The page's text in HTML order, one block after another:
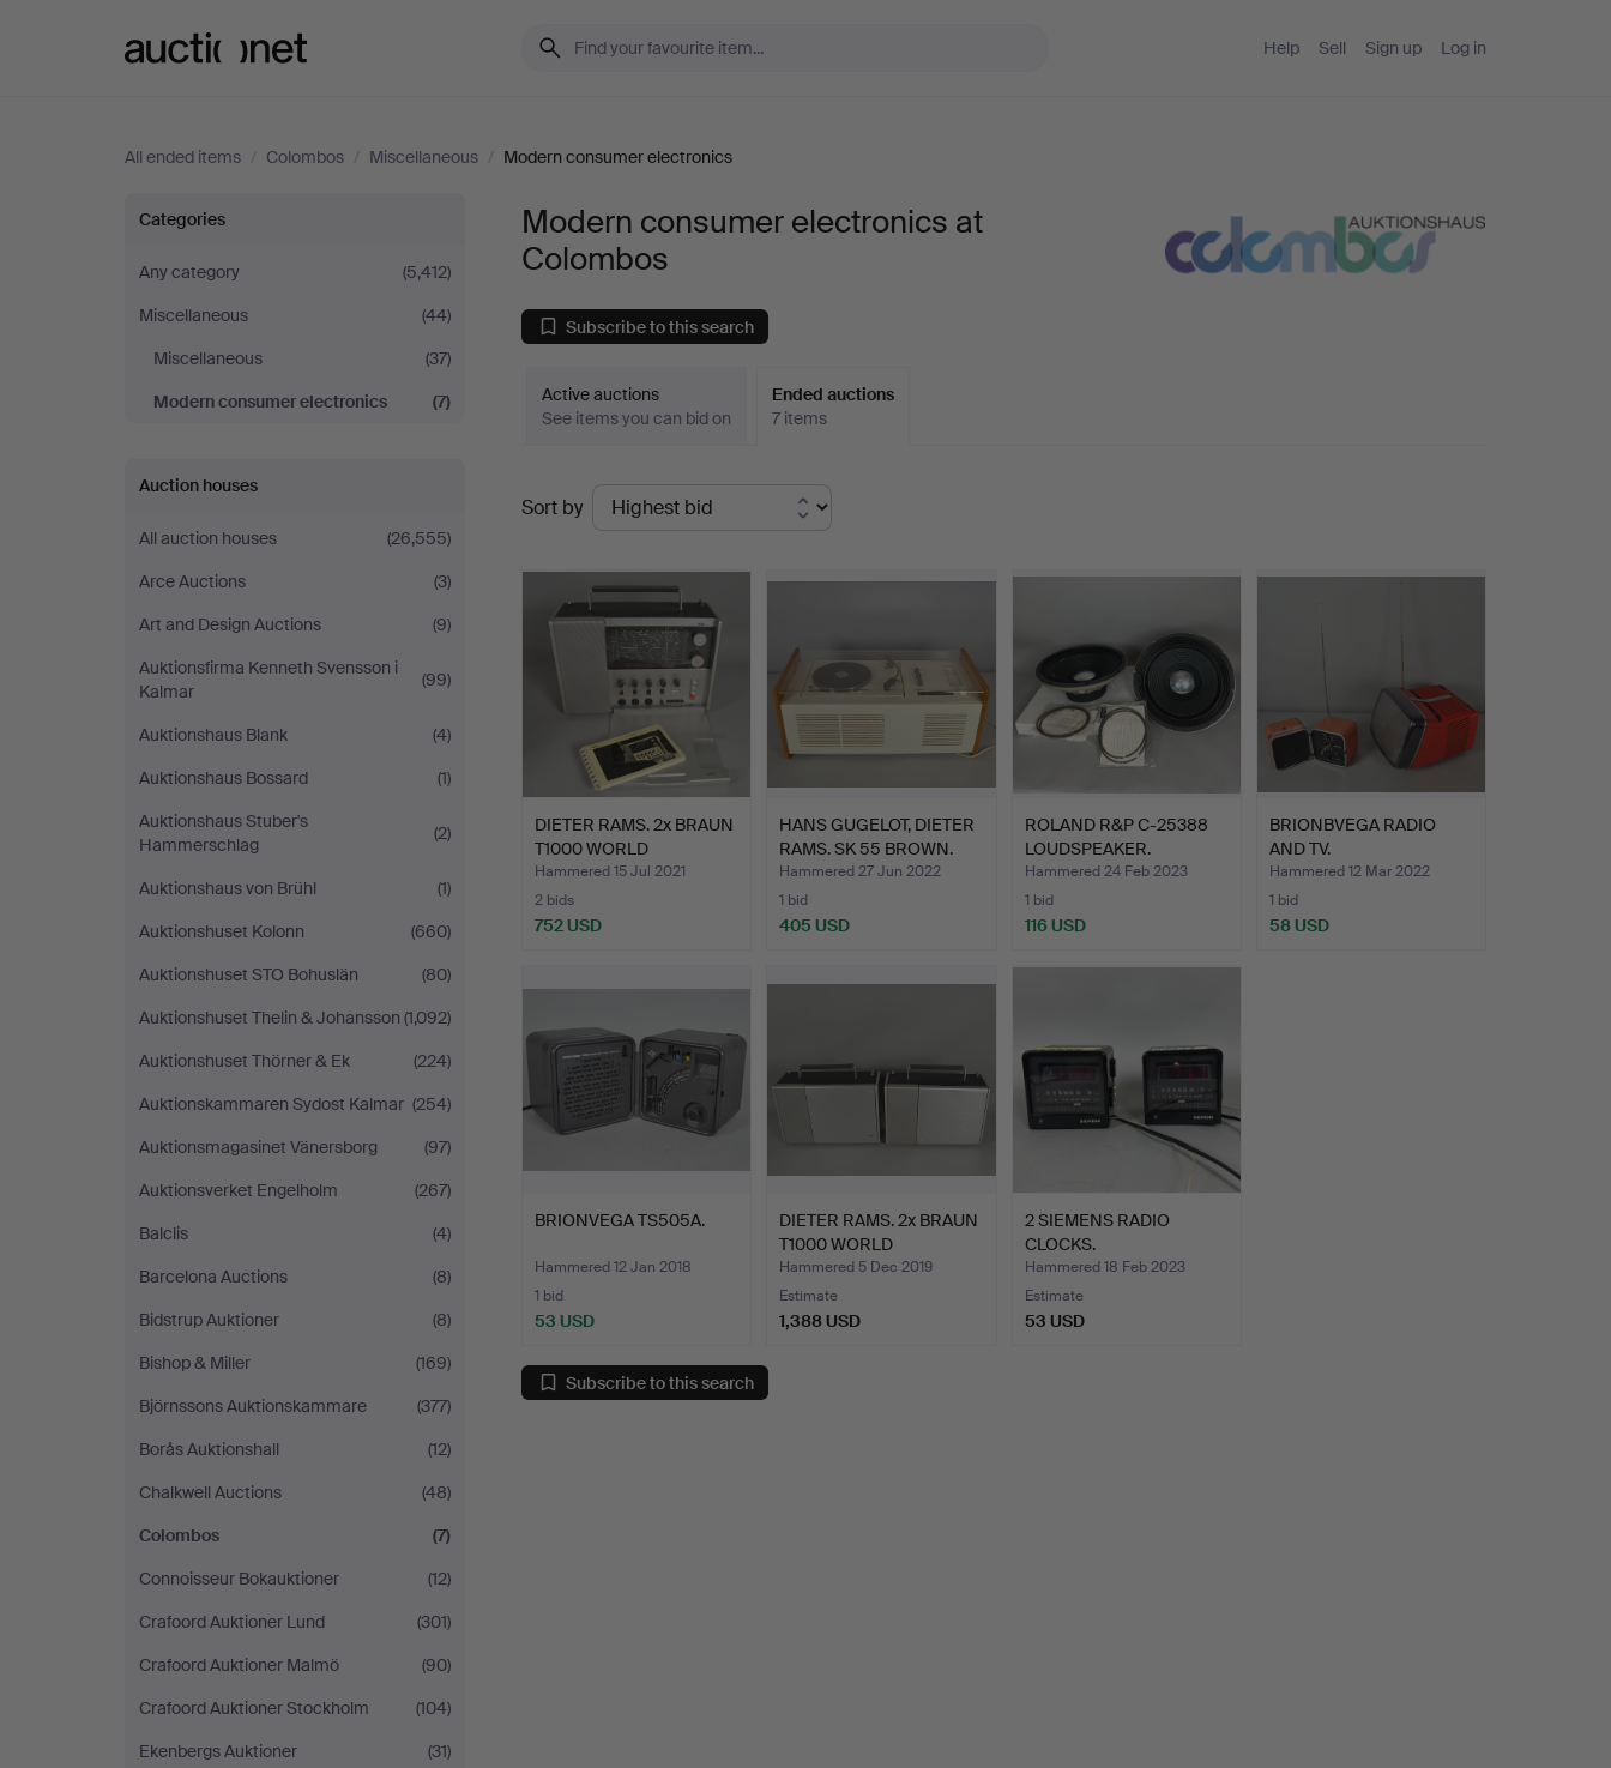
Help Sell Sign up Log in
All ended items / Colombos / Miscellaneous / Modern consumer electronics
Modern
consumer
electronics
at
Categories
Any category
(5,412)
Miscellaneous
(44)
Miscellaneous
(37)
Modern consumer electronics
(7)
Auction houses
All auction houses
(26,555)
Arce Auctions
(3)
Art and Design Auctions
(9)
Auktionsfirma Kenneth Svensson i
Kalmar
(99)
Auktionshaus Blank
(4)
Auktionshaus Bossard
(1)
Auktionshaus Stuber's
Hammerschlag
(2)
Auktionshaus von Brühl
(1)
Auktionshuset Kolonn
(660)
Auktionshuset STO Bohuslän
(80)
Auktionshuset Thelin & Johansson (1,092)
Auktionshuset Thörner & Ek
(224)
Auktionskammaren Sydost Kalmar (254)
Auktionsmagasinet Vänersborg
(97)
Auktionsverket Engelholm
(267)
Balclis
(4)
Barcelona Auctions
(8)
Bidstrup Auktioner
(8)
Bishop & Miller
(169)
Björnssons Auktionskammare
(377)
Borås Auktionshall
(12)
Chalkwell Auctions
(48)
Colombos
(7)
Connoisseur Bokauktioner
(12)
Crafoord Auktioner Lund
(301)
Crafoord Auktioner Malmö
(90)
Crafoord Auktioner Stockholm
(104)
Ekenbergs Auktioner
(31)
Modern consumer electronics at
Colombos
Subscribe to this search
Active auctions
See items you can bid on
Ended auctions
7 items
Ended
auctions
Sort by
DIETER RAMS. 2x BRAUN
T1000 WORLD
RECEIVER.
Hammered 15 Jul 2021
2 bids
752 USD
HANS GUGELOT, DIETER
RAMS. SK 55 BROWN.
Hammered 27 Jun 2022
1 bid
405 USD
ROLAND R&P C-25388
LOUDSPEAKER.
Hammered 24 Feb 2023
1 bid
116 USD
BRIONBVEGA RADIO
AND TV.
Hammered 12 Mar 2022
1 bid
58 USD
BRIONVEGA TS505A.
Hammered 12 Jan 2018
1 bid
53 USD
DIETER RAMS. 2x BRAUN
T1000 WORLD
RECEIVER.
Hammered 5 Dec 2019
Estimate
1,388 USD
2 SIEMENS RADIO
CLOCKS.
Hammered 18 Feb 2023
Estimate
53 USD
Subscribe to this search